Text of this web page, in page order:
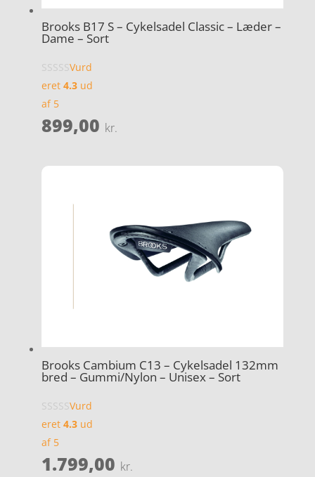
Brooks B17 S – Cykelsadel Classic – Læder –
Dame – Sort
Vurd
eret 4.3ud
af 5
899,00 kr.
Brooks Cambium C13 – Cykelsadel 132mm
bred – Gummi/Nylon – Unisex – Sort
Vurd
eret 4.3ud
af 5
1.799,00 kr.